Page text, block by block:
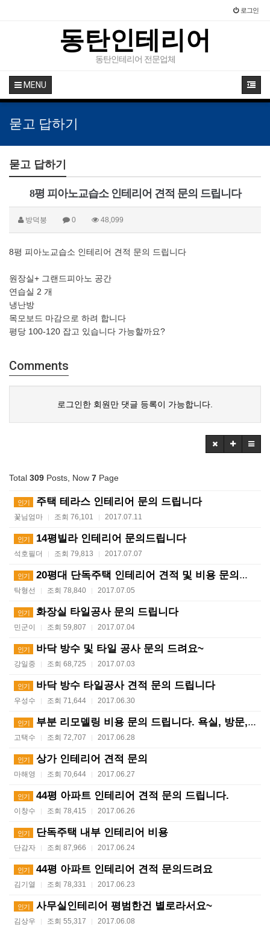
로그인
동탄인테리어
동탄인테리어 전문업체
MENU
묻고 답하기
묻고 답하기
8평 피아노교습소 인테리어 견적 문의 드립니다
방덕붕 0 48,099
8평 피아노교습소 인테리어 견적 문의 드립니다
원장실+ 그랜드피아노 공간
연습실 2 개
냉난방
목모보드 마감으로 하려 합니다
평당 100-120 잡고 있습니다 가능할까요?
Comments
로그인한 회원만 댓글 등록이 가능합니다.
Total 309 Posts, Now 7 Page
인기 주택 테라스 인테리어 문의 드립니다
꽃님엄마 | 조회 76,101 | 2017.07.11
인기 14평빌라 인테리어 문의드립니다
석호필더 | 조회 79,813 | 2017.07.07
인기 20평대 단독주택 인테리어 견적 및 비용 문의드립니다.
탁형선 | 조회 78,840 | 2017.07.05
인기 화장실 타일공사 문의 드립니다
민군이 | 조회 59,807 | 2017.07.04
인기 바닥 방수 및 타일 공사 문의 드려요~
강일중 | 조회 68,725 | 2017.07.03
인기 바닥 방수 타일공사 견적 문의 드립니다
우성수 | 조회 71,644 | 2017.06.30
인기 부분 리모델링 비용 문의 드립니다. 욕실, 방문, 거실…
고택수 | 조회 72,707 | 2017.06.28
인기 상가 인테리어 견적 문의
마해영 | 조회 70,644 | 2017.06.27
인기 44평 아파트 인테리어 견적 문의 드립니다.
이창수 | 조회 78,415 | 2017.06.26
인기 단독주택 내부 인테리어 비용
단감자 | 조회 87,966 | 2017.06.24
인기 44평 아파트 인테리어 견적 문의드려요
김기열 | 조회 78,331 | 2017.06.23
인기 사무실인테리어 평범한건 별로라서요~
김상우 | 조회 55,317 | 2017.06.08